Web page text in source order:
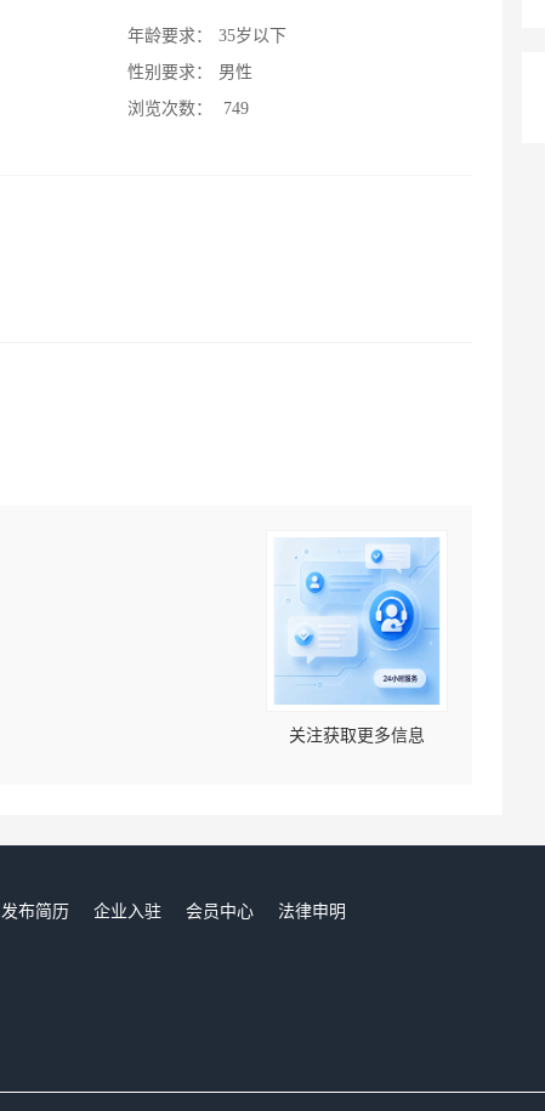
年龄要求：
35岁以下
性别要求：
男性
浏览次数：
749
关注获取更多信息
发布简历 企业入驻 会员中心
法律申明